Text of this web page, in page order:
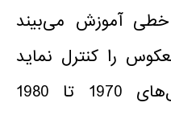
آموزش می‌بیند
را کنترل نماید
(پایدار سازد). طی سال‌های 1970 تا 1980